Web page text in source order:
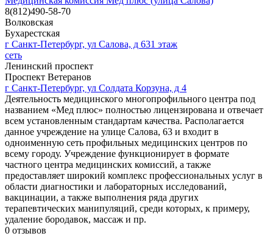
8(812)490-58-70
Волковская
Бухарестская
г Санкт-Петербург, ул Салова, д 631 этаж
сеть
Ленинский проспект
Проспект Ветеранов
г Санкт-Петербург, ул Солдата Корзуна, д 4
Деятельность медицинского многопрофильного центра под
названием «Мед плюс» полностью лицензирована и отвечает
всем установленным стандартам качества. Располагается
данное учреждение на улице Салова, 63 и входит в
одноименную сеть профильных медицинских центров по
всему городу. Учреждение функционирует в формате
частного центра медицинских комиссий, а также
предоставляет широкий комплекс профессиональных услуг в
области диагностики и лабораторных исследований,
вакцинации, а также выполнения ряда других
терапевтических манипуляций, среди которых, к примеру,
удаление бородавок, массаж и пр.
0 отзывов